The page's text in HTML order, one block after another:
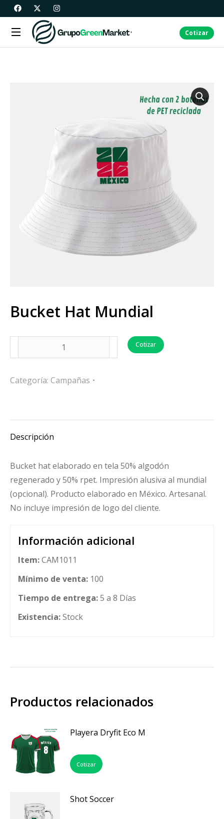
Cotizar
Bucket Hat Mundial
Cotizar
Categoría: Campañas
Descripción
Bucket hat elaborado en tela 50% algodón
regenerado y 50% rpet. Impresión alusiva al mundial
(opcional). Producto elaborado en México. Artesanal.
No incluye impresión de logo del cliente.
Información adicional
Item:CAM1011
Mínimo de venta: 100
Tiempo de entrega:5 a 8 Días
Existencia:Stock
Productos relacionados
Playera Dryfit Eco M
Cotizar
Shot Soccer